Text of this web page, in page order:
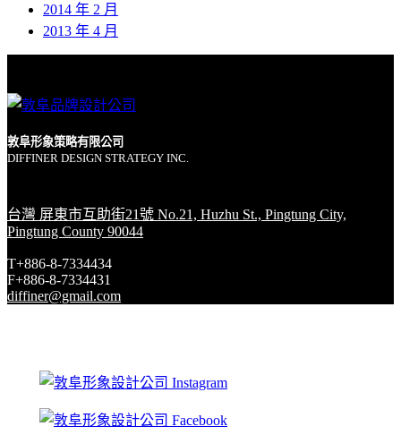
2014 年 2 月
2013 年 4 月
敦阜形象策略有限公司
DIFFINER DESIGN STRATEGY INC.
台灣 屏東市互助街21號 No.21, Huzhu St., Pingtung City,
Pingtung County 90044
T+886-8-7334434
F+886-8-7334431
diffiner@gmail.com